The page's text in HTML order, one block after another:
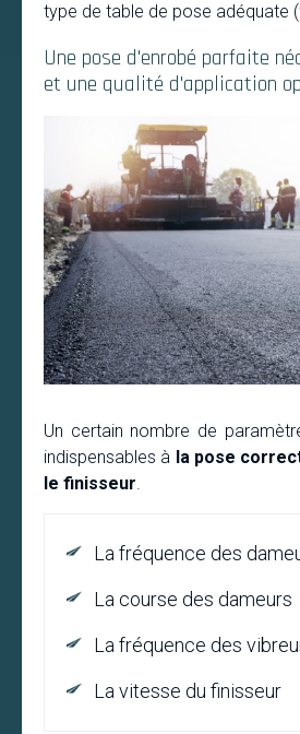
type de table de pose adéquate
Une pose d'enrobé parfaite
et une qualité d'application
Un certain nombre de
indispensables à la pose
le finisseur.
La fréquence des
La course des dameurs
La fréquence des
La vitesse du finisseur